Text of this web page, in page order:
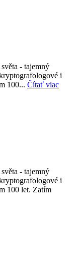
- tajemný
i
100... Čítať viac
- tajemný
i
100 let. Zatím